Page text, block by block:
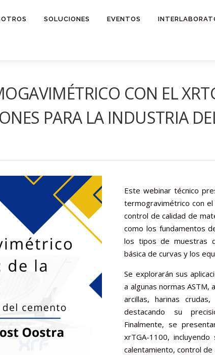
SOLUCIONES EVENTOS
CON EL
PARA LA INDUSTRIA
Este webinar técnico
termogravimétrico con
control de calidad de
como los fundamentos
los tipos de muestras
básica de curvas y los
Se explorarán sus
a algunas normas ASTM,
arcillas, harinas
destacando su
Finalmente, se
xrTGA-1100,
calentamiento, control